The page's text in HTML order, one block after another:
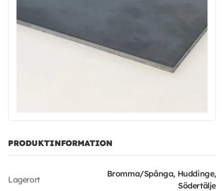
PRODUKTINFORMATION
Lagerort
Bromma/Spånga, Huddinge,
Södertälje